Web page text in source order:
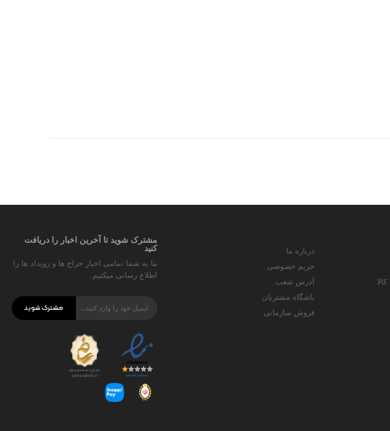
درباره ما
حریم خصوصی
آدرس شعب
باشگاه مشتریان
فروش سازمانی
مشترک شوید تا آخرین اخبار را دریافت
کنید
ما به شما تمامی اخبار حراج ها و رویداد ها را
اطلاع رسانی میکنیم.
مشترک شوید